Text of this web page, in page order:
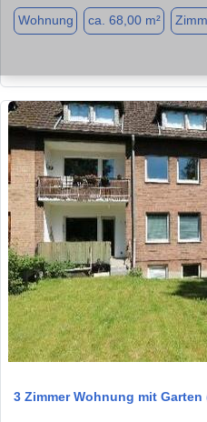
Wohnung ca. 68,00 m²
3 Zimmer Wohnung mit